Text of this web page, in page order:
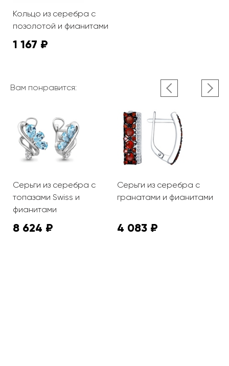
Кольцо из серебра с
позолотой и фианитами
1 167 ₽
Вам понравится:
Серьги из серебра с
топазами Swiss и
фианитами
8 624 ₽
Серьги из серебра с
гранатами и фианитами
4 083 ₽